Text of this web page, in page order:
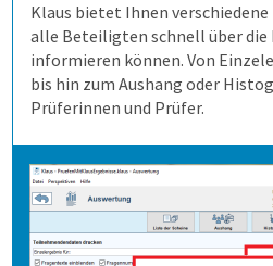
Team
Firma
Kennenlernen
Referenzen
Evaluation
Wofür ist es gut?
Lehrevaluation
Kursevaluation
Wer erfährt was, und
Auswertungen direkt
Wie finden wir die
Prüfungen
Prüfungsprozess
1. Aufgaben verwalten
Klaus bietet Ihnen
alle Beteiligten schnell über die
informieren können. Von
bis hin zum Aushang oder
Prüferinnen und Prüfer.